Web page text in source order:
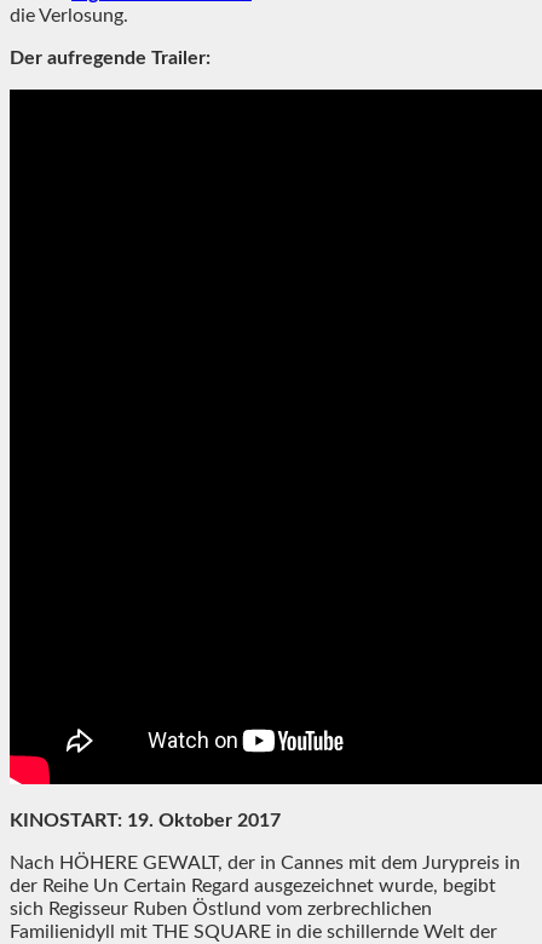
die Verlosung.
Der aufregende Trailer:
KINOSTART: 19. Oktober 2017
Nach HÖHERE GEWALT, der in Cannes mit dem Jurypreis in
der Reihe Un Certain Regard ausgezeichnet wurde, begibt
sich Regisseur Ruben Östlund vom zerbrechlichen
Familienidyll mit THE SQUARE in die schillernde Welt der